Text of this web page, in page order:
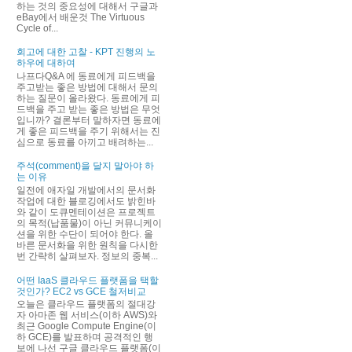
하는 것의 중요성에 대해서 구글과
eBay에서 배운것 The Virtuous
Cycle of...
회고에 대한 고찰 - KPT 진행의 노
하우에 대하여
나프다Q&A 에 동료에게 피드백을
주고받는 좋은 방법에 대해서 문의
하는 질문이 올라왔다. 동료에게 피
드백을 주고 받는 좋은 방법은 무엇
입니까? 결론부터 말하자면 동료에
게 좋은 피드백을 주기 위해서는 진
심으로 동료를 아끼고 배려하는...
주석(comment)을 달지 말아야 하
는 이유
일전에 애자일 개발에서의 문서화
작업에 대한 블로깅에서도 밝힌바
와 같이 도큐멘테이션은 프로젝트
의 목적(납품물)이 아닌 커뮤니케이
션을 위한 수단이 되어야 한다. 올
바른 문서화을 위한 원칙을 다시한
번 간략히 살펴보자. 정보의 중복...
어떤 IaaS 클라우드 플랫폼을 택할
것인가? EC2 vs GCE 철저비교
오늘은 클라우드 플랫폼의 절대강
자 아마존 웹 서비스(이하 AWS)와
최근 Google Compute Engine(이
하 GCE)를 발표하며 공격적인 행
보에 나선 구글 클라우드 플랫폼(이